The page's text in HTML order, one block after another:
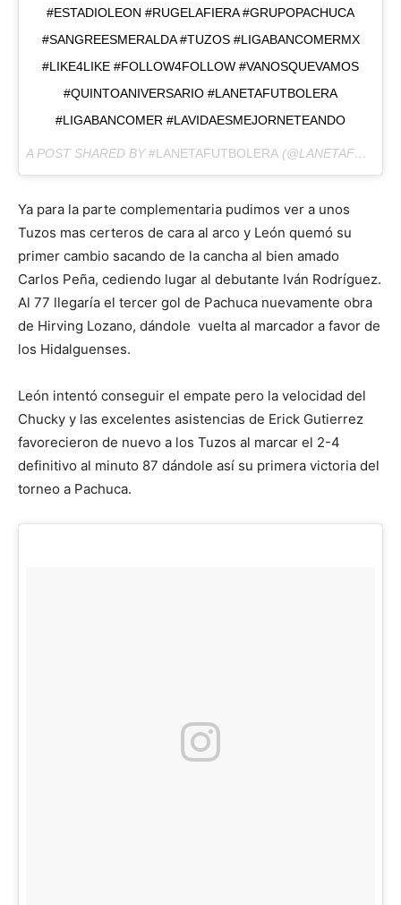
#ESTADIOLEON #RUGELAFIERA #GRUPOPACHUCA
#SANGREESMERALDA #TUZOS #LIGABANCOMERMX
#LIKE4LIKE #FOLLOW4FOLLOW #VANOSQUEVAMOS
#QUINTOANIVERSARIO #LANETAFUTBOLERA
#LIGABANCOMER #LAVIDAESMEJORNETEANDO
A POST SHARED BY#LANETAFUTBOLERA (@LANETAFUTBOLERA) ON
Ya para la parte complementaria pudimos ver a unos
Tuzos mas certeros de cara al arco y León quemó su
primer cambio sacando de la cancha al bien amado
Carlos Peña, cediendo lugar al debutante Iván Rodríguez.
Al 77 llegaría el tercer gol de Pachuca nuevamente obra
de Hirving Lozano, dándole vuelta al marcador a favor de
los Hidalguenses.
León intentó conseguir el empate pero la velocidad del
Chucky y las excelentes asistencias de Erick Gutierrez
favorecieron de nuevo a los Tuzos al marcar el 2-4
definitivo al minuto 87 dándole así su primera victoria del
torneo a Pachuca.